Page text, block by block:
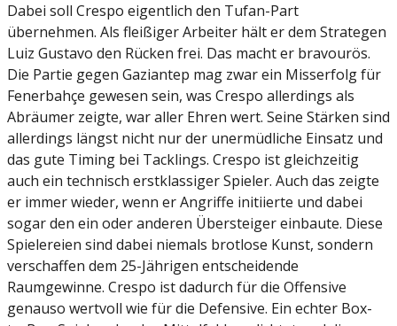
Dabei soll Crespo eigentlich den Tufan-Part
übernehmen. Als fleißiger Arbeiter hält er dem Strategen
Luiz Gustavo den Rücken frei. Das macht er bravourös.
Die Partie gegen Gaziantep mag zwar ein Misserfolg für
Fenerbahçe gewesen sein, was Crespo allerdings als
Abräumer zeigte, war aller Ehren wert. Seine Stärken sind
allerdings längst nicht nur der unermüdliche Einsatz und
das gute Timing bei Tacklings. Crespo ist gleichzeitig
auch ein technisch erstklassiger Spieler. Auch das zeigte
er immer wieder, wenn er Angriffe initiierte und dabei
sogar den ein oder anderen Übersteiger einbaute. Diese
Spielereien sind dabei niemals brotlose Kunst, sondern
verschaffen dem 25-Jährigen entscheidende
Raumgewinne. Crespo ist dadurch für die Offensive
genauso wertvoll wie für die Defensive. Ein echter Box-